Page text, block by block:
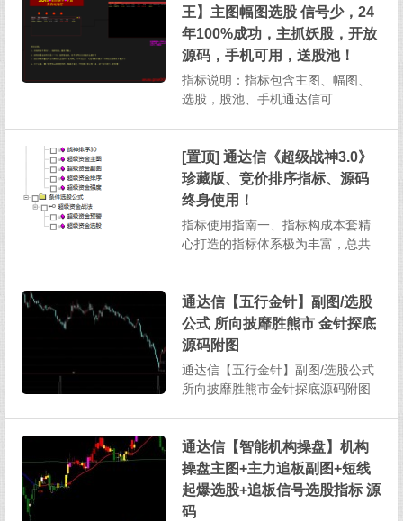
并且支持在手机通达信软件上操
作，为投资者提供了高效且便捷的
投资分析方式。一、指标构成与基
本...
王】主图幅图选股 信号少，24
年100%成功，主抓妖股，开放
源码，手机可用，送股池！
指标说明：指标包含主图、幅图、
选股，股池、手机通达信可
下载！2、预警设置：每天下午13：
30以后即可3、股价跌破预警信号...
[置顶] 通达信《超级战神3.0》
珍藏版、竞价排序指标、源码
终身使用！
指标使用指南一、指标构成本套精
心打造的指标体系极为丰富，总共
标，总计7个指标，为投资者提供全
方位的股市分析视角。二、选股指
标说明（一）超级资金选股选股逻
辑：该选股指标筛选出的股票需...
通达信【五行金针】副图/选股
公式 所向披靡胜熊市 金针探底
源码附图
通达信【五行金针】副图/选股公式
所向披靡胜熊市金针探底源码附图
式，是通过比较一段时间内的平均
收盘涨数和平均收盘跌数，来分析
市场买卖双方的意向和实力。这种
分析有助于预测未来市场...
通达信【智能机构操盘】机构
操盘主图+主力追板副图+短线
起爆选股+追板信号选股指标 源
码